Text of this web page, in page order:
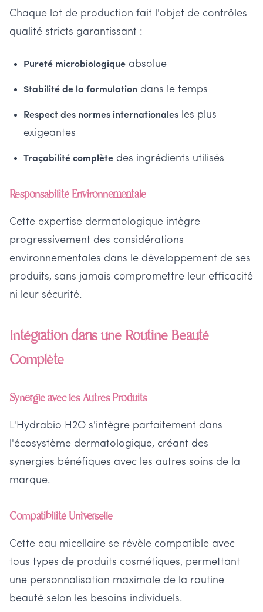
Chaque lot de production fait l'objet de contrôles
qualité stricts garantissant :
Pureté microbiologique absolue
Stabilité de la formulation dans le temps
Respect des normes internationales les plus
exigeantes
Traçabilité complète des ingrédients utilisés
Responsabilité Environnementale
Cette expertise dermatologique intègre
progressivement des considérations
environnementales dans le développement de ses
produits, sans jamais compromettre leur efficacité
ni leur sécurité.
Intégration dans une Routine Beauté
Complète
Synergie avec les Autres Produits
L'Hydrabio H2O s'intègre parfaitement dans
l'écosystème dermatologique, créant des
synergies bénéfiques avec les autres soins de la
marque.
Compatibilité Universelle
Cette eau micellaire se révèle compatible avec
tous types de produits cosmétiques, permettant
une personnalisation maximale de la routine
beauté selon les besoins individuels.